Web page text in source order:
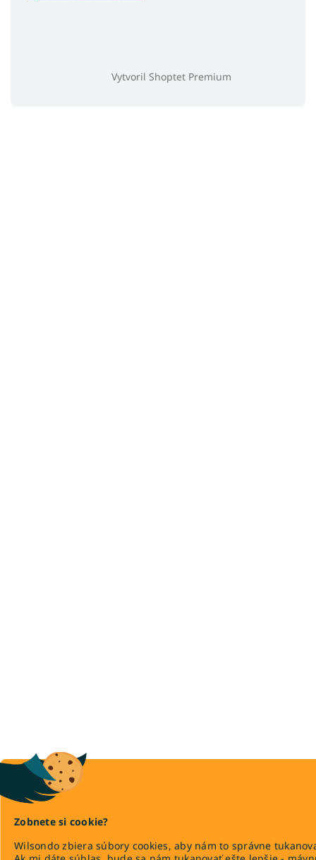
Zobnete si cookie?
Wilsondo zbiera súbory cookies, aby nám to správne
Vytvoril Shoptet Premium